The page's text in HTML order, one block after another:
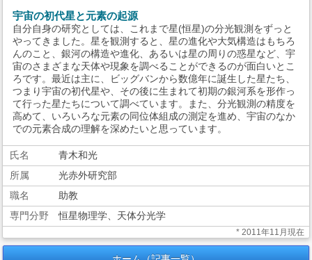
宇宙の初代星と元素の起源
自分自身の研究としては、これまで星(恒星)の分光観測をずっと
やってきました。星を観測すると、星の進化や大気構造はもちろ
んのこと、銀河の構造や進化、あるいは星の周りの惑星など、宇
宙のさまざまな天体や現象を調べることができるのが面白いとこ
ろです。最近は主に、ビッグバンから数億年に誕生した星たち、
つまり宇宙の初代星や、その後に生まれて初期の銀河系を形作っ
て行った星たちについて調べています。また、分光観測の精度を
高めて、いろいろな元素の同位体組成の測定を進め、宇宙のなか
での元素合成の理解を深めたいと思っています。
氏名
青木和光
所属
光赤外研究部
職名
助教
専門分野
恒星物理学、天体分光学
* 2011年11月現在